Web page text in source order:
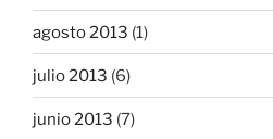
agosto 2013 (1)
julio 2013 (6)
junio 2013 (7)